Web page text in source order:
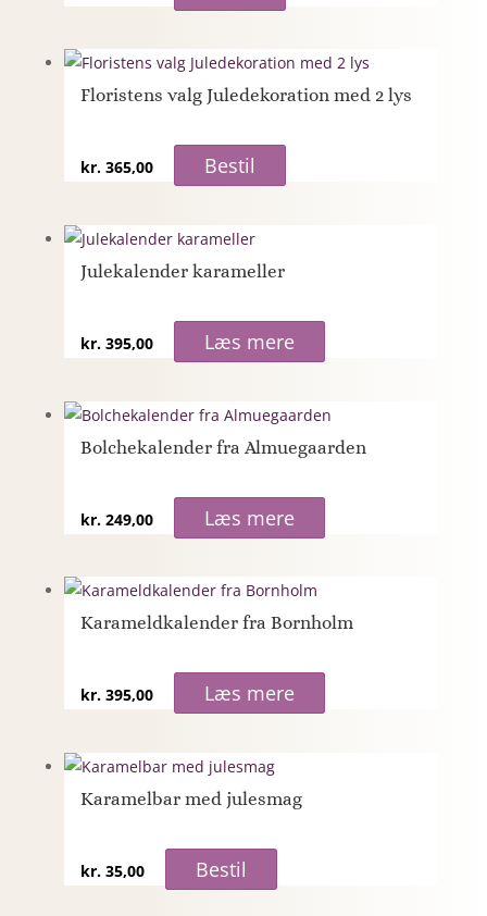
Floristens valg Juledekoration med 2 lys
kr.365,00 Bestil
Julekalender karameller
kr.395,00 Læs mere
Bolchekalender fra Almuegaarden
kr.249,00 Læs mere
Karameldkalender fra Bornholm
kr.395,00 Læs mere
Karamelbar med julesmag
kr.35,00 Bestil